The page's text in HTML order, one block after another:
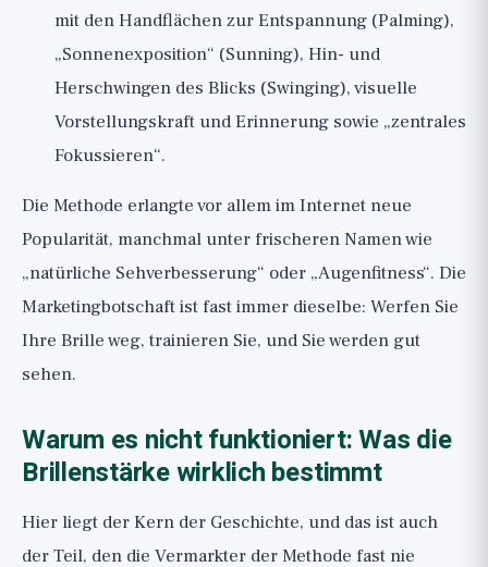
mit den Handflächen zur Entspannung (Palming),
„Sonnenexposition“ (Sunning), Hin- und
Herschwingen des Blicks (Swinging), visuelle
Vorstellungskraft und Erinnerung sowie „zentrales
Fokussieren“.
Die Methode erlangte vor allem im Internet neue
Popularität, manchmal unter frischeren Namen wie
„natürliche Sehverbesserung“ oder „Augenfitness“. Die
Marketingbotschaft ist fast immer dieselbe: Werfen Sie
Ihre Brille weg, trainieren Sie, und Sie werden gut
sehen.
Warum es nicht funktioniert: Was die
Brillenstärke wirklich bestimmt
Hier liegt der Kern der Geschichte, und das ist auch
der Teil, den die Vermarkter der Methode fast nie